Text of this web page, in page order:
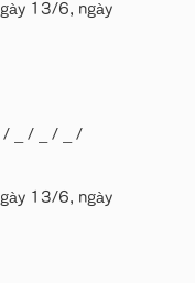
13/6, ngày
/ _ / _ / _ /
13/6, ngày